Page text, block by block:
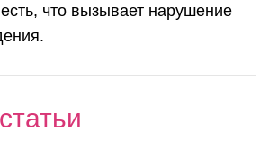
что вызывает нарушение